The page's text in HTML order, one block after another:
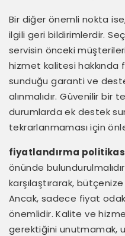
Bir diğer önemli nokta
ilgili geri bildirimlerdir.
servisin önceki
hizmet kalitesi hakkında
sunduğu garanti ve
alınmalıdır. Güvenilir bir
durumlarda ek destek
tekrarlanmaması için
fiyatlandırma
önünde
karşılaştırarak,
Ancak, sadece fiyat
önemlidir. Kalite ve
gerektiğini unutmamak,